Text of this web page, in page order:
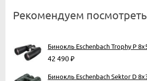
Рекомендуем посмотреть
Бинокль Eschenbach Trophy P
42 490₽
Бинокль Eschenbach Sektor D